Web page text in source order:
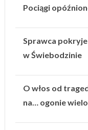
Pociągi
Sprawca
w Świebodzinie
O włos od
na… ogonie